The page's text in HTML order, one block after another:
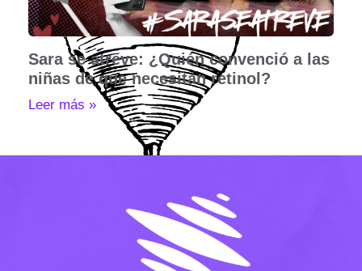
Sara se atreve: ¿Quién convenció a las
niñas de que necesitan retinol?
Leer más »